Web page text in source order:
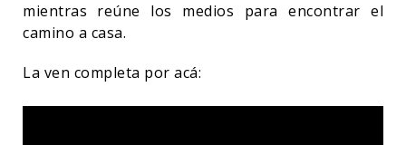
mientras reúne los medios para encontrar el
camino a casa.
La ven completa por acá: